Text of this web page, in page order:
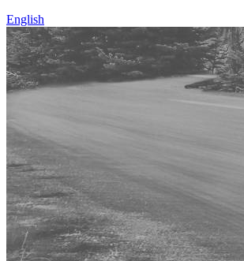
English